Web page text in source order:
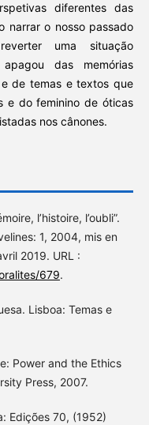
diferentes das
narrar o nosso passado
uma situação
das memórias
de temas e textos que
e do feminino de óticas
nos cânones.
l’histoire, l’oubli”.
1, 2004, mis en
2019. URL :
679.
Lisboa: Temas e
Power and the Ethics
Press, 2007.
Edições 70, (1952)